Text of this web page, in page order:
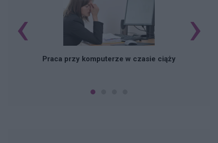
Praca przy komputerze w czasie ciąży
‹ ›